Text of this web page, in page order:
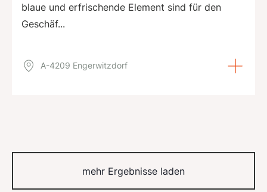
blaue und erfrischende Element sind für den
Geschäf...
A-4209 Engerwitzdorf
mehr Ergebnisse laden